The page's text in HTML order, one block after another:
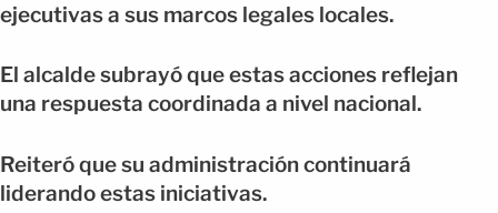
ejecutivas a sus marcos legales locales.
El alcalde subrayó que estas acciones reflejan
una respuesta coordinada a nivel nacional.
Reiteró que su administración continuará
liderando estas iniciativas.